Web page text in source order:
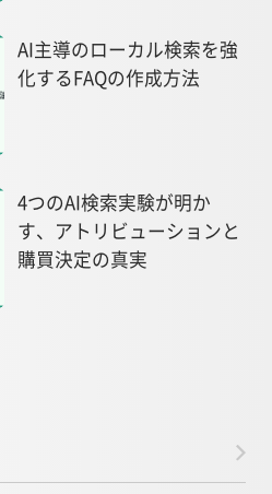
AI主導のローカル検索を強
化するFAQの作成方法
4つのAI検索実験が明か
す、アトリビューションと
購買決定の真実